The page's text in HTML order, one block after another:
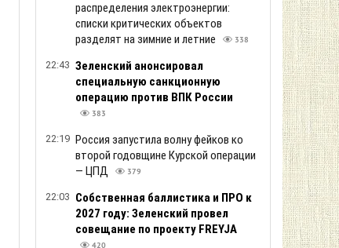
распределения электроэнергии:
списки критических объектов
разделят на зимние и летние
338
22:43 Зеленский анонсировал
специальную санкционную
операцию против ВПК России
383
22:19 Россия запустила волну фейков ко
второй годовщине Курской операции
— ЦПД
379
22:03 Собственная баллистика и ПРО к
2027 году: Зеленский провел
совещание по проекту FREYJA